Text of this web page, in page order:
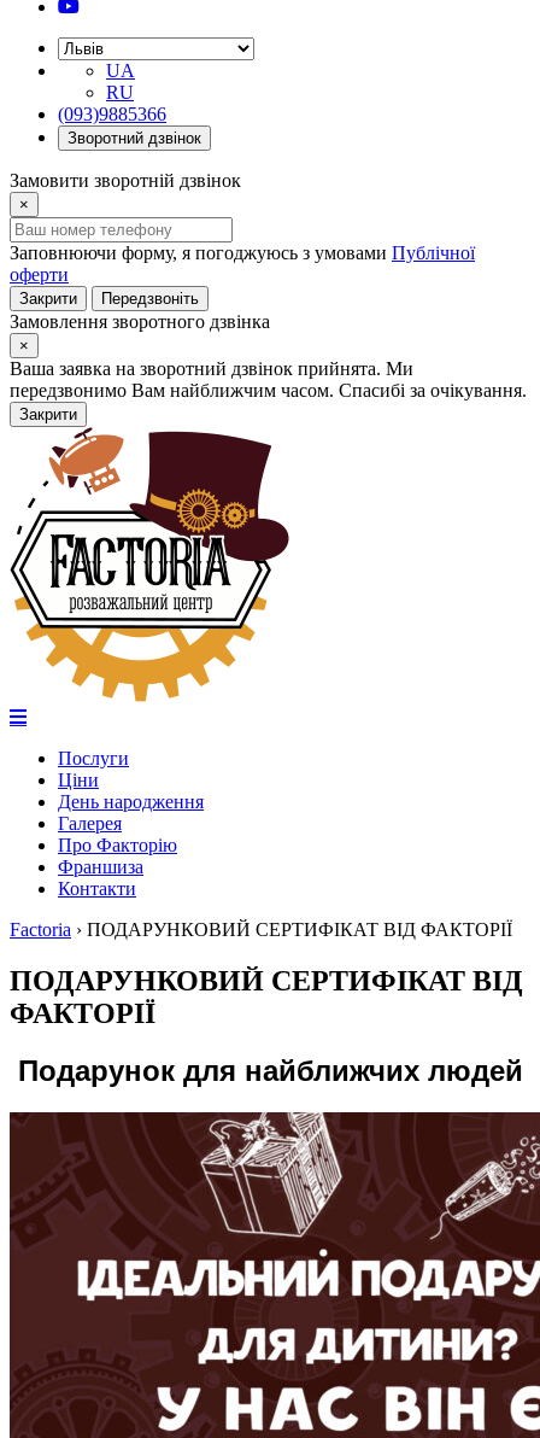
UA
RU
(093)9885366
Зворотний дзвінок
Замовити зворотній дзвінок
×
Заповнюючи форму, я погоджуюсь з умовами Публічної
оферти
Закрити Передзвоніть
Замовлення зворотного дзвінка
×
Ваша заявка на зворотний дзвінок прийнята. Ми
передзвонимо Вам найближчим часом. Спасибі за очікування.
Закрити
Послуги
Ціни
День народження
Галерея
Про Факторію
Франшиза
Контакти
Factoria › ПОДАРУНКОВИЙ СЕРТИФІКАТ ВІД ФАКТОРІЇ
ПОДАРУНКОВИЙ СЕРТИФІКАТ ВІД
ФАКТОРІЇ
Подарунок для найближчих людей